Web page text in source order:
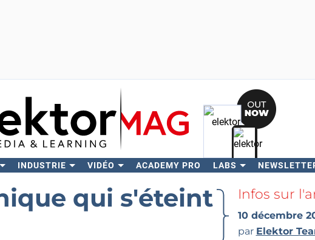
INDUSTRIE VIDÉO ACADEMY PRO LABS
Rechercher
qui s'éteint
Infos sur
10 décembre
par Elektor